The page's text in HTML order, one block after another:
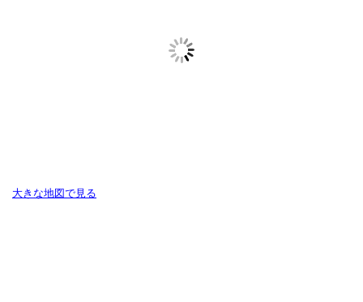
大きな地図で見る